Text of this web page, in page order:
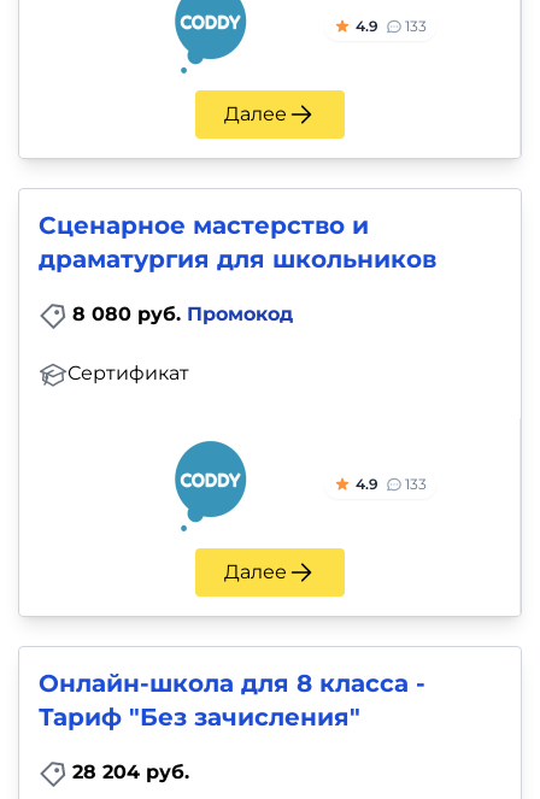
4.9 133
Далее
Сценарное мастерство и
драматургия для школьников
8 080 руб. Промокод
Сертификат
4.9 133
Далее
Онлайн-школа для 8 класса -
Тариф "Без зачисления"
28 204 руб.